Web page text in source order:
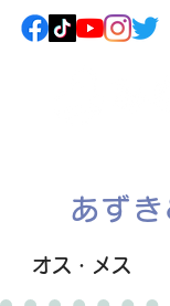
あず
オス・メス